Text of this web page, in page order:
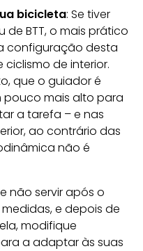
bicicleta: Se tiver
BTT, o mais prático
configuração desta
de interior.
que o guiador é
mais alto para
a tarefa – e nas
ao contrário das
não é
não servir após o
e depois de
modifique
a adaptar às suas